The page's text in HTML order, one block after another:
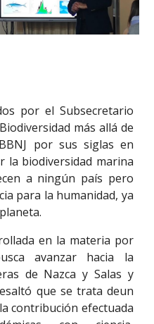
por el Subsecretario
más allá de
por sus siglas en
la biodiversidad marina
a ningún país pero
para la humanidad, ya
en la materia por
avanzar hacia la
de Nazca y Salas y
que se trata deun
contribución efectuada